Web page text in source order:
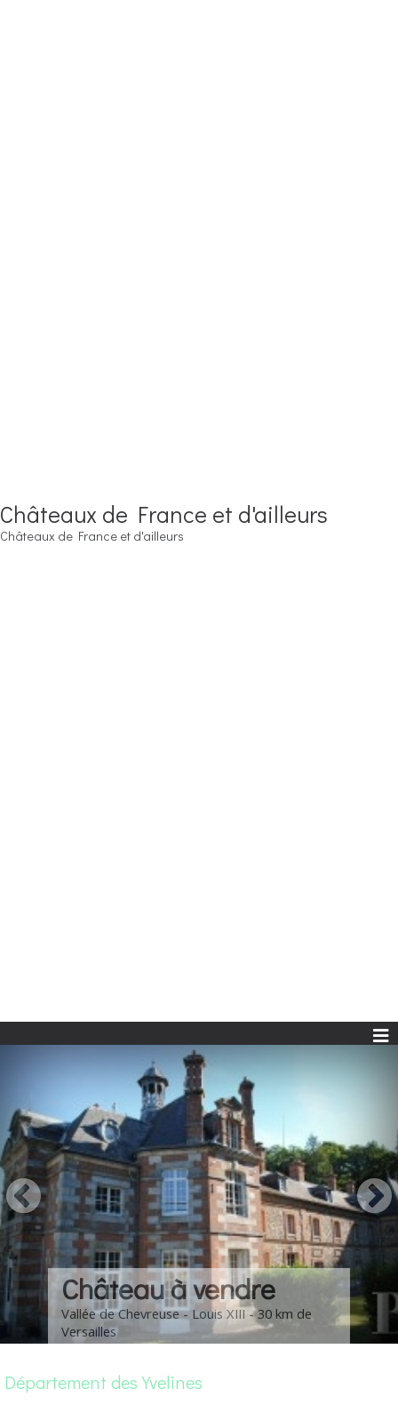
Châteaux de France et d'ailleurs
Châteaux de France et d'ailleurs
Château à vendre
Vallée de Chevreuse - Louis XIII - 30 km de
Versailles
Département des Yvelines